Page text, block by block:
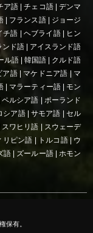
ア語 |チェコ語| デンマ
フランス語| ジョージ
チ語 ヘブライ語|
ヒン
ンド語
アイスランド語
ル語 韓国語
クルド語
ア語| マケドニア語
マ
マラーティー語| モン
|ペルシア語
ポーランド
シア語|サモア語
セル
スワヒリ語
スウェーデ
リピン語 トルコ語| ウ
語 ズールー語| ホモン
保有。